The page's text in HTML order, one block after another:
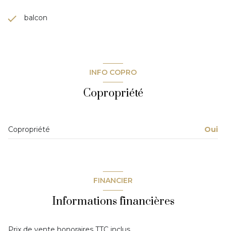
balcon
INFO COPRO
Copropriété
Copropriété Oui
FINANCIER
Informations financières